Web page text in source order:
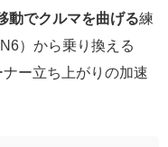
動でクルマを曲げる練
）から乗り換える
ー立ち上がりの加速